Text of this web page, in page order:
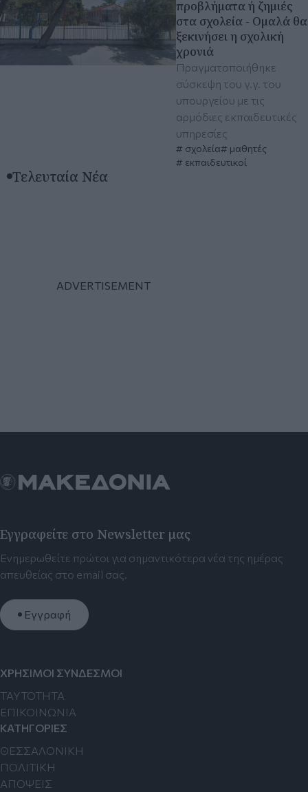
προβλήματα ή ζημιές
στα σχολεία - Ομαλά θα
ξεκινήσει η σχολική
χρονιά
Πραγματοποιήθηκε
σύσκεψη του γ.γ. του
υπουργείου με τις
αρμόδιες εκπαιδευτικές
υπηρεσίες
σχολεία
μαθητές
εκπαιδευτικοί
Τελευταία Νέα
Εγγραφείτε στο Newsletter μας
Ενημερωθείτε πρώτοι για σημαντικότερα νέα της ημέρας
απευθείας στο email σας.
Εγγραφή
ΧΡΗΣΙΜΟΙ ΣΥΝΔΕΣΜΟΙ
TAYTOTHTA
ΕΠΙΚΟΙΝΩΝΙΑ
ΚΑΤΗΓΟΡΙΕΣ
ΘΕΣΣΑΛΟΝΙΚΗ
ΠΟΛΙΤΙΚΗ
ΑΠΟΨΕΙΣ